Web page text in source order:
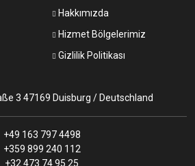
Hakkımızda
Hizmet Bölgelerimiz
Gizlilik Politikası
3 47169 Duisburg / Deutschland
+49 163 797 4498
+359 899 240 112
+32 473 74 95 25